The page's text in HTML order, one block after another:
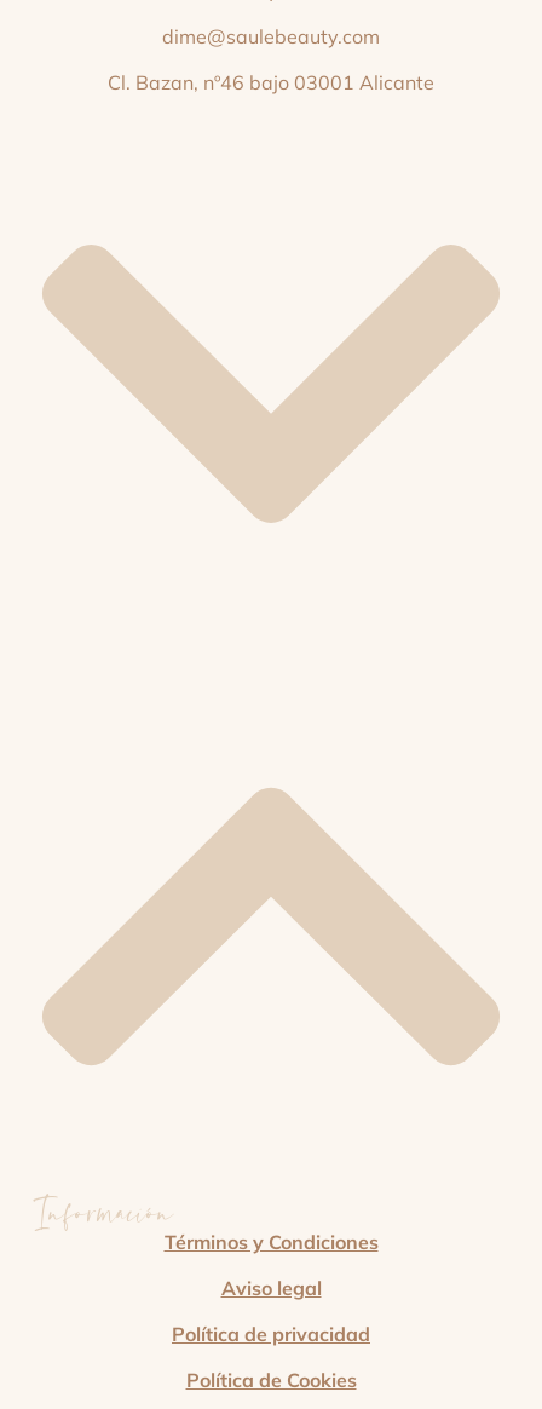
dime@saulebeauty.com
Cl. Bazan, nº46 bajo 03001 Alicante
InformaciónTérminos y Condiciones
Aviso legal
Política de privacidad
Política de Cookies